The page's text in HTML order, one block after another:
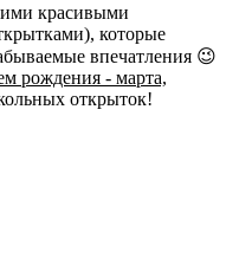
красивыми
которые
впечатления 😉
рождения - марта,
открыток!